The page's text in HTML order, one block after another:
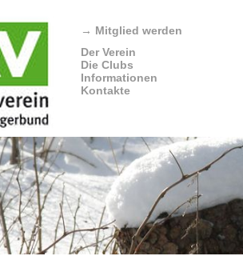
→ Mitglied werden
Der Verein
Die Clubs
Informationen
Kontakte